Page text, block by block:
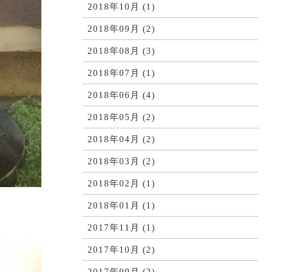
2018年10月 (1)
2018年09月 (2)
2018年08月 (3)
2018年07月 (1)
2018年06月 (4)
2018年05月 (2)
2018年04月 (2)
2018年03月 (2)
2018年02月 (1)
2018年01月 (1)
2017年11月 (1)
2017年10月 (2)